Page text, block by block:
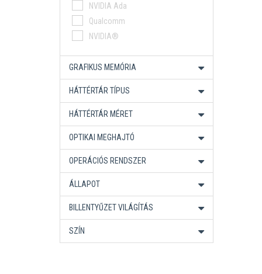
AMD Ryzen 5 Pro
Snapdragon X
AMD Ryzen AI 9 HX Pro
Intel Core 9
Intel Core Ultra X7
NVIDIA Ada
Qualcomm
NVIDIA®
GRAFIKUS MEMÓRIA
HÁTTÉRTÁR TÍPUS
HÁTTÉRTÁR MÉRET
OPTIKAI MEGHAJTÓ
OPERÁCIÓS RENDSZER
ÁLLAPOT
BILLENTYŰZET VILÁGÍTÁS
SZÍN